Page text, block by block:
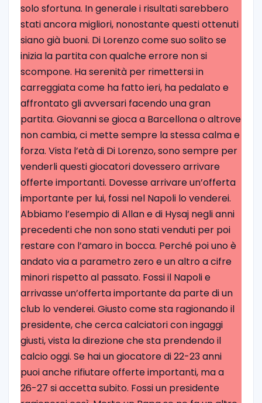
solo sfortuna. In generale i risultati sarebbero
stati ancora migliori, nonostante questi ottenuti
siano già buoni. Di Lorenzo come suo solito se
inizia la partita con qualche errore non si
scompone. Ha serenità per rimettersi in
carreggiata come ha fatto ieri, ha pedalato e
affrontato gli avversari facendo una gran
partita. Giovanni se gioca a Barcellona o altrove
non cambia, ci mette sempre la stessa calma e
forza. Vista l’età di Di Lorenzo, sono sempre per
venderli questi giocatori dovessero arrivare
offerte importanti. Dovesse arrivare un’offerta
importante per lui, fossi nel Napoli lo venderei.
Abbiamo l’esempio di Allan e di Hysaj negli anni
precedenti che non sono stati venduti per poi
restare con l’amaro in bocca. Perché poi uno è
andato via a parametro zero e un altro a cifre
minori rispetto al passato. Fossi il Napoli e
arrivasse un’offerta importante da parte di un
club lo venderei. Giusto come sta ragionando il
presidente, che cerca calciatori con ingaggi
giusti, vista la direzione che sta prendendo il
calcio oggi. Se hai un giocatore di 22-23 anni
puoi anche rifiutare offerte importanti, ma a
26-27 si accetta subito. Fossi un presidente